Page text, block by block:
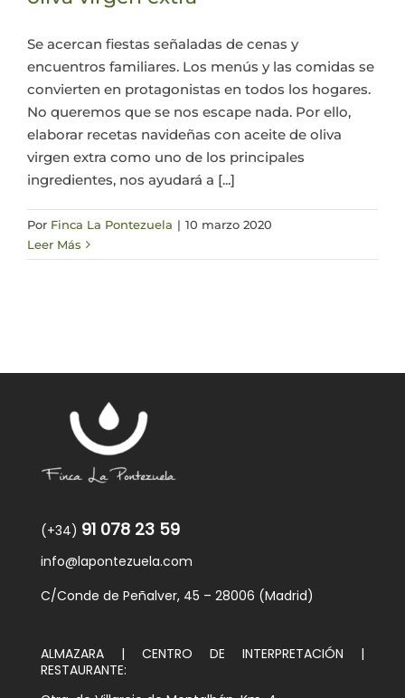
Mi cuenta
Se acercan fiestas señaladas de cenas y
encuentros familiares. Los menús y las comidas se
convierten en protagonistas en todos los hogares.
No queremos que se nos escape nada. Por ello,
elaborar recetas navideñas con aceite de oliva
virgen extra como uno de los principales
ingredientes, nos ayudará a [...]
Por Finca La Pontezuela | 10 marzo 2020
Leer Más
(+34) 91 078 23 59
info@lapontezuela.com
C/Conde de Peñalver, 45 – 28006 (Madrid)
ALMAZARA | CENTRO DE INTERPRETACIÓN |
RESTAURANTE: